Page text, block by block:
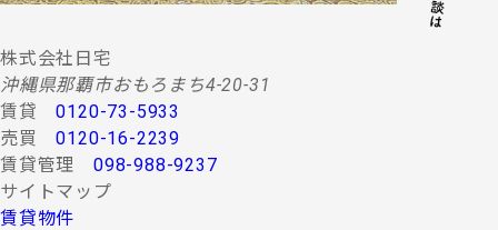
株式会社日宅
沖縄県那覇市おもろまち4-20-31
賃貸0120-73-5933
売買0120-16-2239
賃貸管理 098-988-9237
サイトマップ
賃貸物件